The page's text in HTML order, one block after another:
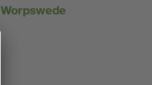
Worpswede